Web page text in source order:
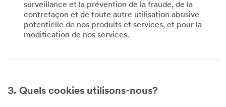
surveillance et la prévention de la fraude, de la
contrefaçon et de toute autre utilisation abusive
potentielle de nos produits et services, et pour la
modification de nos services.
3. Quels cookies utilisons-nous?